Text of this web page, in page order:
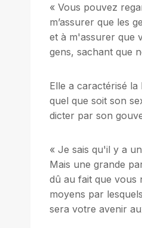
« Vous pouvez
m’assurer que les
et à m'assurer que
gens, sachant que
Elle a caractérisé
quel que soit son
dicter par son
« Je sais qu'il y a
Mais une grande
dû au fait que vous
moyens par
sera votre avenir